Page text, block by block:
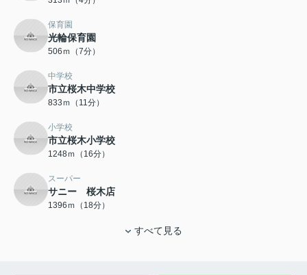
保育園
光輪保育園
506ｍ（7分）
中学校
市立桜木中学校
833ｍ（11分）
小学校
市立桜木小学校
1248ｍ（16分）
スーパー
サニー 桜木店
1396ｍ（18分）
すべて見る